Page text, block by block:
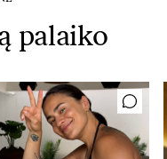
palaiko